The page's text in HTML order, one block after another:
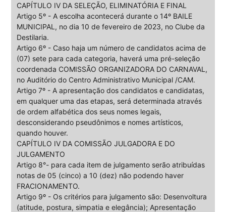
CAPÍTULO IV DA SELEÇÃO, ELIMINATÓRIA E FINAL
Artigo 5º - A escolha acontecerá durante o 14º BAILE
MUNICIPAL, no dia 10 de fevereiro de 2023, no Clube da
Destilaria.
Artigo 6º - Caso haja um número de candidatos acima de
(07) sete para cada categoria, haverá uma pré-seleção
coordenada COMISSÃO ORGANIZADORA DO CARNAVAL,
no Auditório do Centro Administrativo Municipal /CAM.
Artigo 7º - A apresentação dos candidatos e candidatas,
em qualquer uma das etapas, será determinada através
de ordem alfabética dos seus nomes legais,
desconsiderando pseudônimos e nomes artísticos,
quando houver.
CAPÍTULO IV DA COMISSÃO JULGADORA E DO
JULGAMENTO
Artigo 8°- para cada item de julgamento serão atribuídas
notas de 05 (cinco) a 10 (dez) não podendo haver
FRACIONAMENTO.
Artigo 9º - Os critérios para julgamento são: Desenvoltura
(atitude, postura, simpatia e elegância); Apresentação